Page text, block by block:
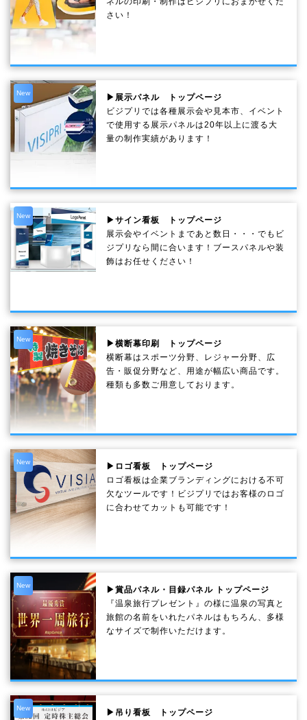
さい！
New
▶展示パネル トップページ
ビジプリでは各種展示会や見本市、イベント
で使用する展示パネルは20年以上に渡る大
量の制作実績があります！
New
▶サイン看板 トップページ
展示会やイベントまであと数日・・・でもビ
ジプリなら間に合います！ブースパネルや装
飾はお任せください！
New
▶横断幕印刷 トップページ
横断幕はスポーツ分野、レジャー分野、広
告・販促分野など、用途が幅広い商品です。
種類も多数ご用意しております。
New
▶ロゴ看板 トップページ
ロゴ看板は企業ブランディングにおける不可
欠なツールです！ビジプリではお客様のロゴ
に合わせてカットも可能です！
New
▶賞品パネル・目録パネル トップページ
『温泉旅行プレゼント』の様に温泉の写真と
旅館の名前をいれたパネルはもちろん、多様
なサイズで制作いただけます。
New
▶吊り看板 トップページ